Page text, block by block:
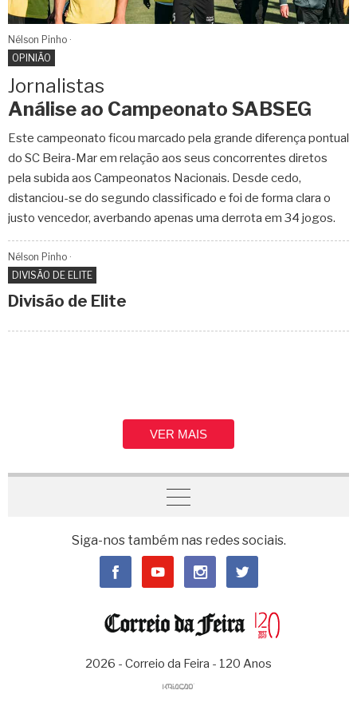
Nélson Pinho
OPINIÃO
Jornalistas
Análise ao Campeonato SABSEG
Este campeonato ficou marcado pela grande diferença pontual
do SC Beira-Mar em relação aos seus concorrentes diretos
pela subida aos Campeonatos Nacionais. Desde cedo,
distanciou-se do segundo classificado e foi de forma clara o
justo vencedor, averbando apenas uma derrota em 34 jogos.
Nélson Pinho
DIVISÃO DE ELITE
Divisão de Elite
VER MAIS
Siga-nos também nas redes sociais.
2026 - Correio da Feira - 120 Anos